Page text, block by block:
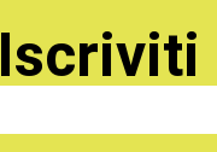
Iscriviti